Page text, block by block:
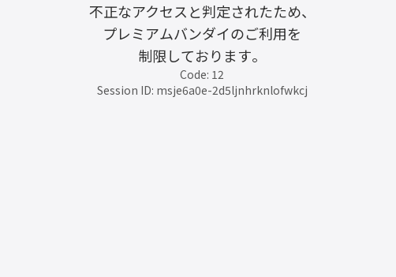
不正なアクセスと判定されたため、
プレミアムバンダイのご利用を
制限しております。
Code: 12
Session ID: msje6a0e-2d5ljnhrknlofwkcj